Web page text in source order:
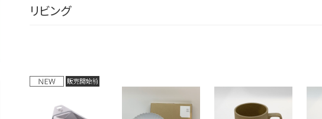
リビング